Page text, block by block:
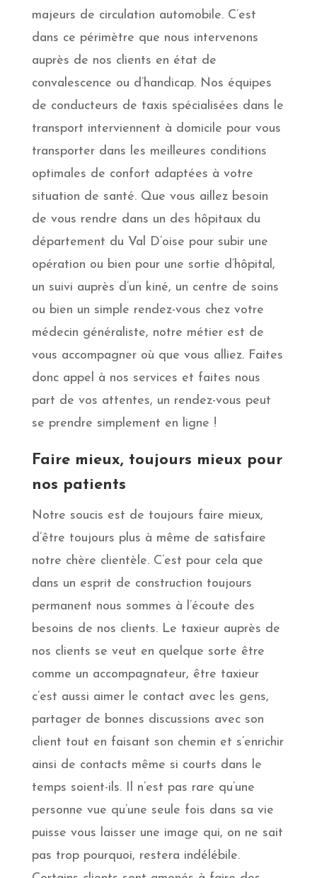
majeurs de circulation automobile. C’est
dans ce périmètre que nous intervenons
auprès de nos clients en état de
convalescence ou d’handicap. Nos équipes
de conducteurs de taxis spécialisées dans le
transport interviennent à domicile pour vous
transporter dans les meilleures conditions
optimales de confort adaptées à votre
situation de santé. Que vous aillez besoin
de vous rendre dans un des hôpitaux du
département du Val D’oise pour subir une
opération ou bien pour une sortie d’hôpital,
un suivi auprès d’un kiné, un centre de soins
ou bien un simple rendez-vous chez votre
médecin généraliste, notre métier est de
vous accompagner où que vous alliez. Faites
donc appel à nos services et faites nous
part de vos attentes, un rendez-vous peut
se prendre simplement en ligne !
Faire mieux, toujours mieux pour
nos patients
Notre soucis est de toujours faire mieux,
d’être toujours plus à même de satisfaire
notre chère clientèle. C’est pour cela que
dans un esprit de construction toujours
permanent nous sommes à l’écoute des
besoins de nos clients. Le taxieur auprès de
nos clients se veut en quelque sorte être
comme un accompagnateur, être taxieur
c’est aussi aimer le contact avec les gens,
partager de bonnes discussions avec son
client tout en faisant son chemin et s’enrichir
ainsi de contacts même si courts dans le
temps soient-ils. Il n’est pas rare qu’une
personne vue qu’une seule fois dans sa vie
puisse vous laisser une image qui, on ne sait
pas trop pourquoi, restera indélébile.